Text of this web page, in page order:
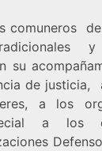
comuneros
su
de justicia,
a los
a los